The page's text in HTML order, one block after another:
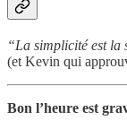
“La simplicité est la
(et Kevin qui
Bon l’heure est